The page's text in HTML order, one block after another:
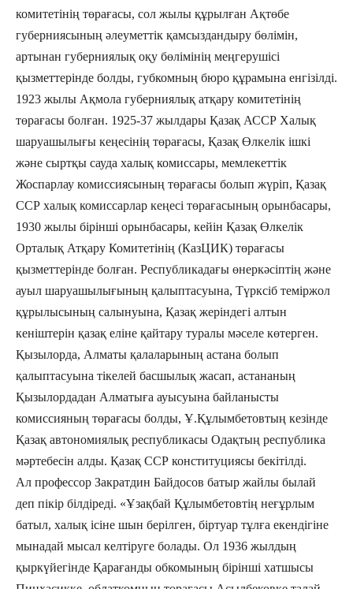
комитетінің төрағасы, сол жылы құрылған Ақтөбе
губерниясының әлеуметтік қамсыздандыру бөлімін,
артынан губерниялық оқу бөлімінің меңгерушісі
қызметтерінде болды, губкомның бюро құрамына енгізілді.
1923 жылы Ақмола губерниялық атқару комитетінің
төрағасы болған. 1925-37 жылдары Қазақ АССР Халық
шаруашылығы кеңесінің төрағасы, Қазақ Өлкелік ішкі
және сыртқы сауда халық комиссары, мемлекеттік
Жоспарлау комиссиясының төрағасы болып жүріп, Қазақ
ССР халық комиссарлар кеңесі төрағасының орынбасары,
1930 жылы бірінші орынбасары, кейін Қазақ Өлкелік
Орталық Атқару Комитетінің (КазЦИК) төрағасы
қызметтерінде болған. Республикадағы өнеркәсіптің және
ауыл шаруашылығының қалыптасуына, Түрксіб теміржол
құрылысының салынуына, Қазақ жеріндегі алтын
кеніштерін қазақ еліне қайтару туралы мәселе көтерген.
Қызылорда, Алматы қалаларының астана болып
қалыптасуына тікелей басшылық жасап, астананың
Қызылордадан Алматыға ауысуына байланысты
комиссияның төрағасы болды, Ұ.Құлымбетовтың кезінде
Қазақ автономиялық республикасы Одақтың республика
мәртебесін алды. Қазақ ССР конституциясы бекітілді.
Ал профессор Закратдин Байдосов батыр жайлы былай
деп пікір білдіреді. «Ұзақбай Құлымбетовтің неғұрлым
батыл, халық ісіне шын берілген, біртуар тұлға екендігіне
мынадай мысал келтіруге болады. Ол 1936 жылдың
қыркүйегінде Қарағанды обкомының бірінші хатшысы